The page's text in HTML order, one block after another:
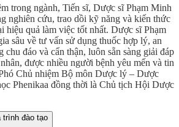
trong ngành, Tiến sĩ, Dược sĩ Phạm Minh
nghiên cứu, trao dồi kỹ năng và kiến thức
hiệu quả làm việc tốt nhất. Dược sĩ Phạm
sâu về tư vấn sử dụng thuốc hợp lý, an
chu đáo và cẩn thận, luôn sẵn sàng giải đáp
được nhiều người bệnh yêu mến và tin
Chủ nhiệm Bộ môn Dược lý – Dược
Phenikaa đồng thời là Chủ tịch Hội Dược
trình đào tạo